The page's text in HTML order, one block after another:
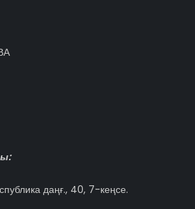
даңғ., 40, 7-кеңсе.